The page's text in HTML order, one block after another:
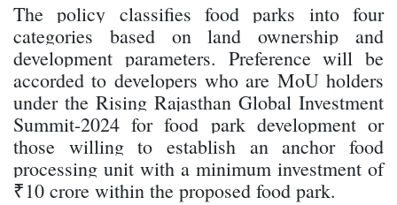
The policy classifies food parks into four
categories based on land ownership and
development parameters. Preference will be
accorded to developers who are MoU holders
under the Rising Rajasthan Global Investment
Summit-2024 for food park development or
those willing to establish an anchor food
processing unit with a minimum investment of
₹10 crore within the proposed food park.